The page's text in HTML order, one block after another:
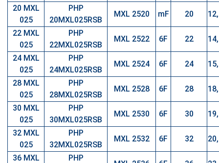
20 MXL
025
PHP
20MXL025RSB
MXL 2520 mF 20
22 MXL
025
PHP
22MXL025RSB
MXL 2522 6F 22
24 MXL
025
PHP
24MXL025RSB
MXL 2524 6F 24
28 MXL
025
PHP
28MXL025RSB
MXL 2528 6F 28
30 MXL
025
PHP
30MXL025RSB
MXL 2530 6F 30
32 MXL
025
PHP
32MXL025RSB
MXL 2532 6F 32
36 MXL
PHP